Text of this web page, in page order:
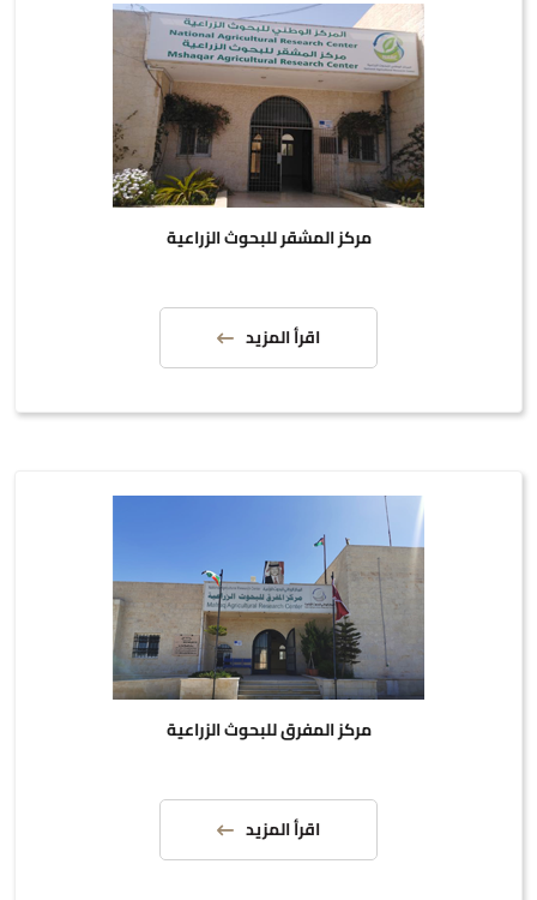
مركز المشقر للبحوث الزراعية
اقرأ المزيد
مركز المفرق للبحوث الزراعية
اقرأ المزيد